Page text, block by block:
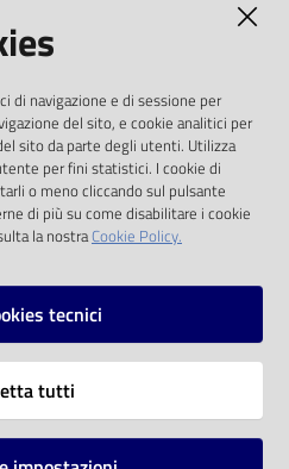
dalla direttiva
dal d.lgs. 36/2006
di navigazione e di sessione per
del sito, e cookie analitici per
sito da parte degli utenti. Utilizza
per fini statistici. I cookie di
o meno cliccando sul pulsante
di più su come disabilitare i cookie
la nostraCookie Policy.
tecnici
tutti